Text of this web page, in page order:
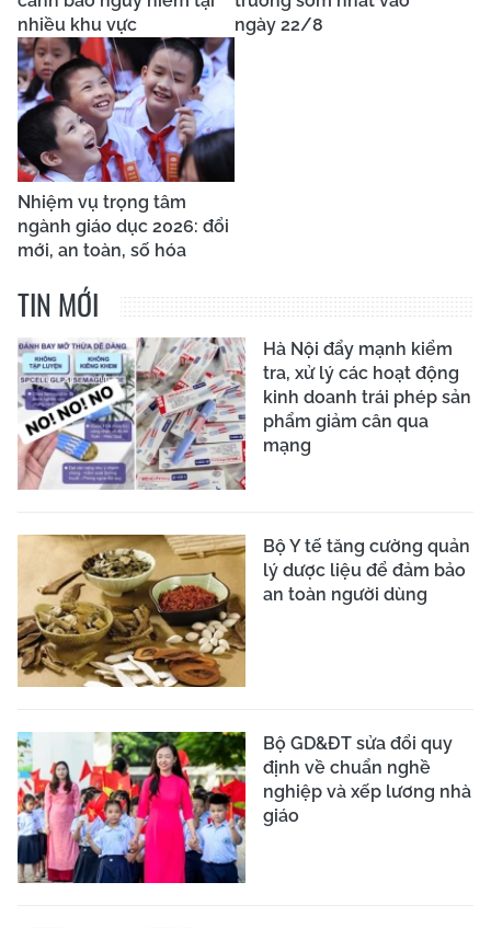
nhiều khu vực
ngày 22/8
Nhiệm vụ trọng tâm
ngành giáo dục 2026: đổi
mới, an toàn, số hóa
TIN MỚI
Hà Nội đẩy mạnh kiểm
tra, xử lý các hoạt động
kinh doanh trái phép sản
phẩm giảm cân qua
mạng
Bộ Y tế tăng cường quản
lý dược liệu để đảm bảo
an toàn người dùng
Bộ GD&ĐT sửa đổi quy
định về chuẩn nghề
nghiệp và xếp lương nhà
giáo